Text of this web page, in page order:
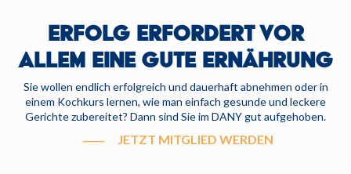
ERFOLG ERFORDERT VOR
ALLEM EINE GUTE ERNÄHRUNG
Sie wollen endlich erfolgreich und dauerhaft abnehmen oder in
einem Kochkurs lernen, wie man einfach gesunde und leckere
Gerichte zubereitet? Dann sind Sie im DANY gut aufgehoben.
JETZT MITGLIED WERDEN